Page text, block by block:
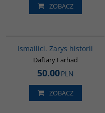
ZOBACZ
Ismailici. Zarys historii
Daftary Farhad
50.00PLN
ZOBACZ